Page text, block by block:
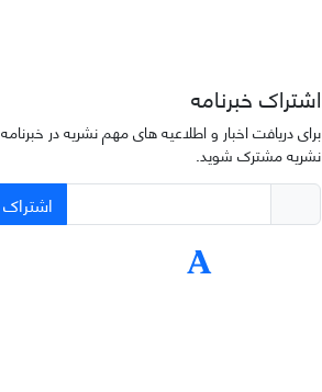
اشتراک خبرنامه
برای دریافت اخبار و اطلاعیه های مهم نشریه در خبرنامه
نشریه مشترک شوید.
اشتراک